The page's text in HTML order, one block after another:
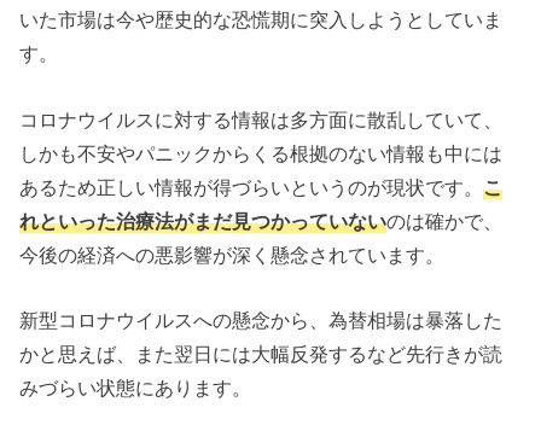
いた市場は今や歴史的な恐慌期に突入しようとしていま
す。
コロナウイルスに対する情報は多方面に散乱していて、
しかも不安やパニックからくる根拠のない情報も中には
あるため正しい情報が得づらいというのが現状です。こ
れといった治療法がまだ見つかっていないのは確かで、
今後の経済への悪影響が深く懸念されています。
新型コロナウイルスへの懸念から、為替相場は暴落した
かと思えば、また翌日には大幅反発するなど先行きが読
みづらい状態にあります。